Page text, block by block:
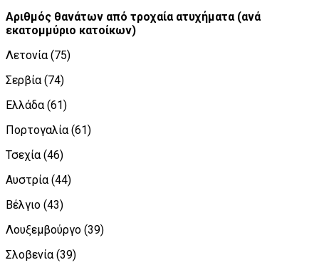
Αριθμός θανάτων από τροχαία ατυχήματα (ανά
εκατομμύριο κατοίκων)
Λετονία (75)
Σερβία (74)
Ελλάδα (61)
Πορτογαλία (61)
Τσεχία (46)
Αυστρία (44)
Βέλγιο (43)
Λουξεμβούργο (39)
Σλοβενία (39)